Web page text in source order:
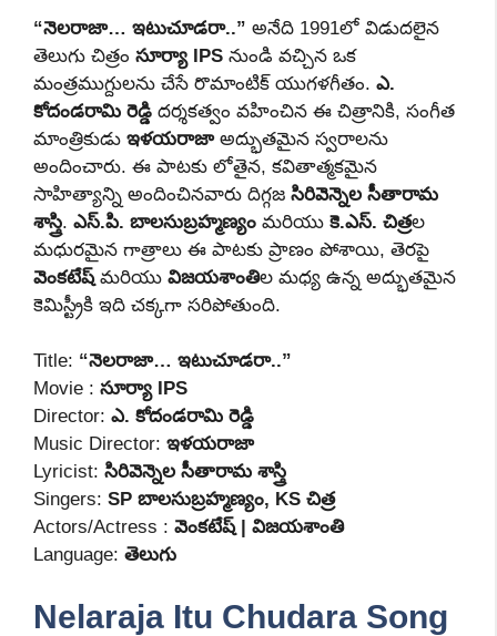
“నెలరాజా… ఇటుచూడరా..” అనేది 1991లో విడుదలైన
తెలుగు చిత్రం సూర్యా IPS నుండి వచ్చిన ఒక
మంత్రముగ్దులను చేసే రొమాంటిక్ యుగళగీతం. ఎ.
కోదండరామి రెడ్డి దర్శకత్వం వహించిన ఈ చిత్రానికి, సంగీత
మాంత్రికుడు ఇళయరాజాఅద్భుతమైన స్వరాలను
అందించారు. ఈ పాటకు లోతైన, కవితాత్మకమైన
సాహిత్యాన్ని అందించినవారు దిగ్గజ సిరివెన్నెల సీతారామ
శాస్త్రి. ఎస్.పి. బాలసుబ్రహ్మణ్యం మరియు కె.ఎస్. చిత్రల
మధురమైన గాత్రాలు ఈ పాటకు ప్రాణం పోశాయి, తెరపై
వెంకటేష్మరియు విజయశాంతిల మధ్య ఉన్న అద్భుతమైన
కెమిస్ట్రీకి ఇది చక్కగా సరిపోతుంది.
Title: “నెలరాజా… ఇటుచూడరా..”
Movie : సూర్యా IPS
Director: ఎ. కోదండరామి రెడ్డి
Music Director: ఇళయరాజా
Lyricist: సిరివెన్నెల సీతారామ శాస్త్రి
Singers: SP బాలసుబ్రహ్మణ్యం, KS చిత్ర
Actors/Actress : వెంకటేష్ | విజయశాంతి
Language: తెలుగు
Nelaraja Itu Chudara Song